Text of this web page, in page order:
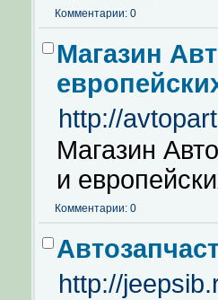
Комментарии: 0
Магазин
http://
Магазин
и
Комментарии: 0
http://